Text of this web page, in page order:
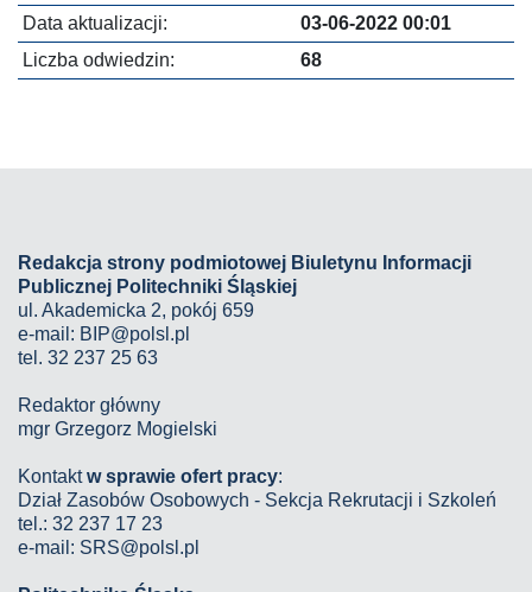
Data aktualizacji:
03-06-2022 00:01
Liczba odwiedzin:
68
Redakcja strony podmiotowej Biuletynu Informacji
Publicznej Politechniki Śląskiej
ul. Akademicka 2, pokój 659
e-mail: BIP@polsl.pl
tel. 32 237 25 63
Redaktor główny
mgr Grzegorz Mogielski
Kontaktw sprawie ofert pracy:
Dział Zasobów Osobowych - Sekcja Rekrutacji i Szkoleń
tel.: 32 237 17 23
e-mail: SRS@polsl.pl